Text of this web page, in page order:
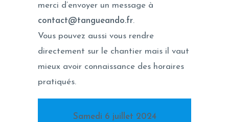
merci d’envoyer un message à
contact@tangueando.fr.
Vous pouvez aussi vous rendre
directement sur le chantier mais il vaut
mieux avoir connaissance des horaires
pratiqués.
Samedi 6 juillet 2024